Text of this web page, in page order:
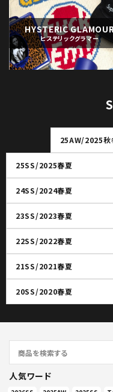
HYSTERIC
ヒステリックグラマー
25AW/2025秋
25SS/2025春夏
24SS/2024春夏
23SS/2023春夏
22SS/2022春夏
21SS/2021春夏
20SS/2020春夏
人気ワード